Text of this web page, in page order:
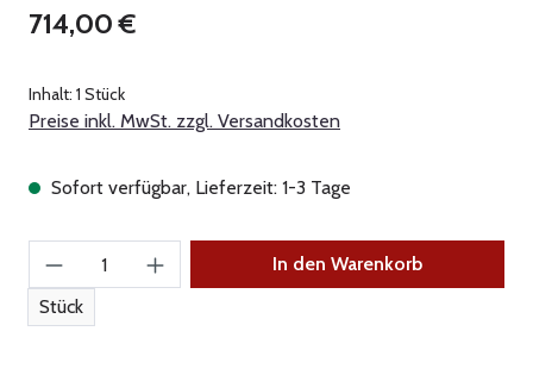
Regulärer Preis:
714,00 €
Inhalt: 1 Stück
Preise inkl. MwSt. zzgl. Versandkosten
Sofort verfügbar, Lieferzeit: 1-3 Tage
Produkt Anzahl: Gib den gewünschten Wert
Stück
In den Warenkorb